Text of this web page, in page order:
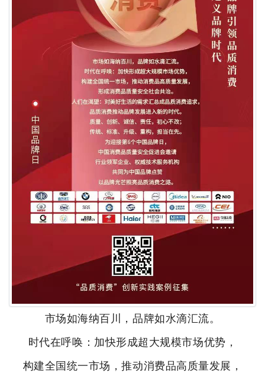
市场如海纳百川，品牌如水滴汇流。
时代在呼唤：加快形成超大规模市场优势，
构建全国统一市场，推动消费品高质量发展，